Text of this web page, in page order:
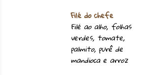
Filé do chefe
Filé ao alho, folhas
verdes, tomate,
palmito, purê de
mandioca e arroz